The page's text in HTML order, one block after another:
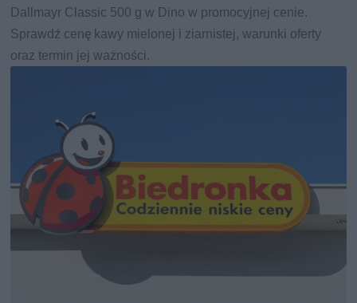
Dallmayr Classic 500 g w Dino w promocyjnej cenie.
Sprawdź cenę kawy mielonej i ziarnistej, warunki oferty
oraz termin jej ważności.